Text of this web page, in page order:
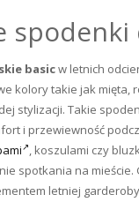
basicw letnich
kolory takie jak mięta,
stylizacji. Takie
i przewiewność
, koszulami czy
spotkania na
letniej